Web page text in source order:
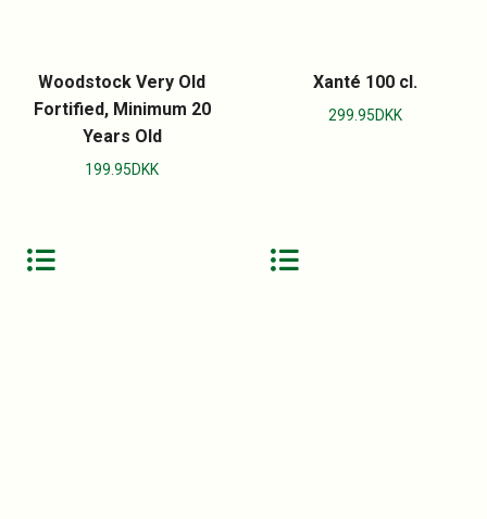
Woodstock Very Old
Fortified, Minimum 20
Years Old
199.95DKK
Xanté 100 cl.
299.95DKK